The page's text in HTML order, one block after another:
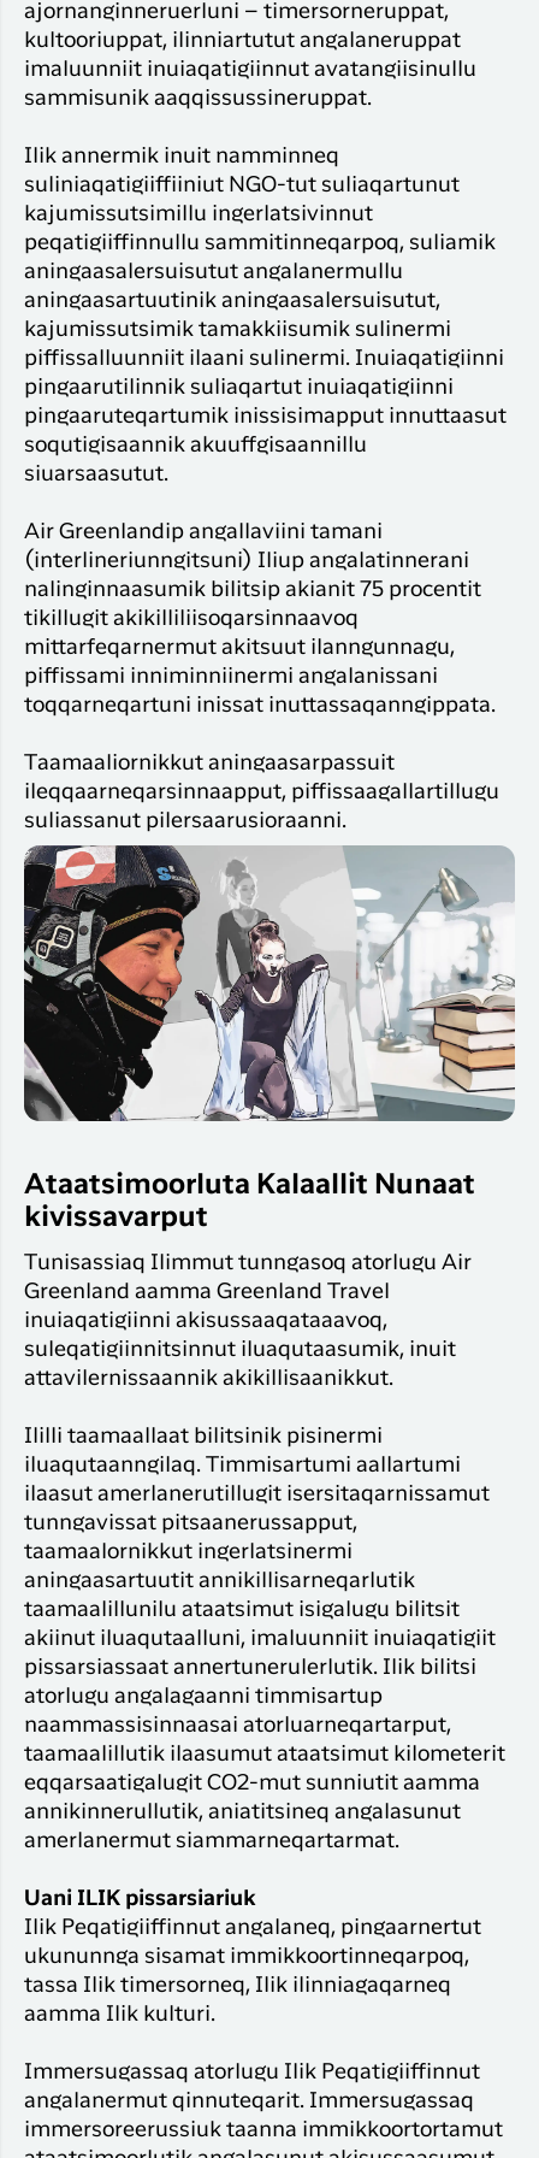
Suliffimmit
angalanerit
unnuinerillu
Har du glemt din adgangskode?
Tilmeld dig gratis Club Timmisa og få en
masse eksklusive fordele. Læs mere om
klubbenher.
Tilmeld dig Club Timmisa
ajornanginneruerluni – timersorneruppat,
kultooriuppat, ilinniartutut angalaneruppat
imaluunniit inuiaqatigiinnut avatangiisinullu
sammisunik aaqqissussineruppat.
Ilik annermik inuit namminneq
suliniaqatigiiffiiniut NGO-tut suliaqartunut
kajumissutsimillu ingerlatsivinnut
peqatigiiffinnullu sammitinneqarpoq, suliamik
aningaasalersuisutut angalanermullu
aningaasartuutinik aningaasalersuisutut,
kajumissutsimik tamakkiisumik sulinermi
piffissalluunniit ilaani sulinermi. Inuiaqatigiinni
pingaarutilinnik suliaqartut inuiaqatigiinni
pingaaruteqartumik inissisimapput innuttaasut
soqutigisaannik akuuffgisaannillu
siuarsaasutut.
Air Greenlandip angallaviini tamani
(interlineriunngitsuni) Iliup angalatinnerani
nalinginnaasumik bilitsip akianit 75 procentit
tikillugit akikilliliisoqarsinnaavoq
mittarfeqarnermut akitsuut ilanngunnagu,
piffissami inniminniinermi angalanissani
toqqarneqartuni inissat inuttassaqanngippata.
Taamaaliornikkut aningaasarpassuit
ileqqaarneqarsinnaapput, piffissaagallartillugu
suliassanut pilersaarusioraanni.
Ataatsimoorluta Kalaallit Nunaat
kivissavarput
Tunisassiaq Ilimmut tunngasoq atorlugu Air
Greenland aamma Greenland Travel
inuiaqatigiinni akisussaaqataaavoq,
suleqatigiinnitsinnut iluaqutaasumik, inuit
attavilernissaannik akikillisaanikkut.
Ililli taamaallaat bilitsinik pisinermi
iluaqutaanngilaq. Timmisartumi aallartumi
ilaasut amerlanerutillugit isersitaqarnissamut
tunngavissat pitsaanerussapput,
taamaalornikkut ingerlatsinermi
aningaasartuutit annikillisarneqarlutik
taamaalillunilu ataatsimut isigalugu bilitsit
akiinut iluaqutaalluni, imaluunniit inuiaqatigiit
pissarsiassaat annertunerulerlutik. Ilik bilitsi
atorlugu angalagaanni timmisartup
naammassisinnaasai atorluarneqartarput,
taamaalillutik ilaasumut ataatsimut kilometerit
eqqarsaatigalugit CO2-mut sunniutit aamma
annikinnerullutik, aniatitsineq angalasunut
amerlanermut siammarneqartarmat.
Uani ILIK pissarsiariuk
Ilik Peqatigiiffinnut angalaneq, pingaarnertut
ukununnga sisamat immikkoortinneqarpoq,
tassa Ilik timersorneq, Ilik ilinniagaqarneq
aamma Ilik kulturi.
Immersugassaq atorlugu Ilik Peqatigiiffinnut
angalanermut qinnuteqarit. Immersugassaq
immersoreerussiuk taanna immikkoortortamut